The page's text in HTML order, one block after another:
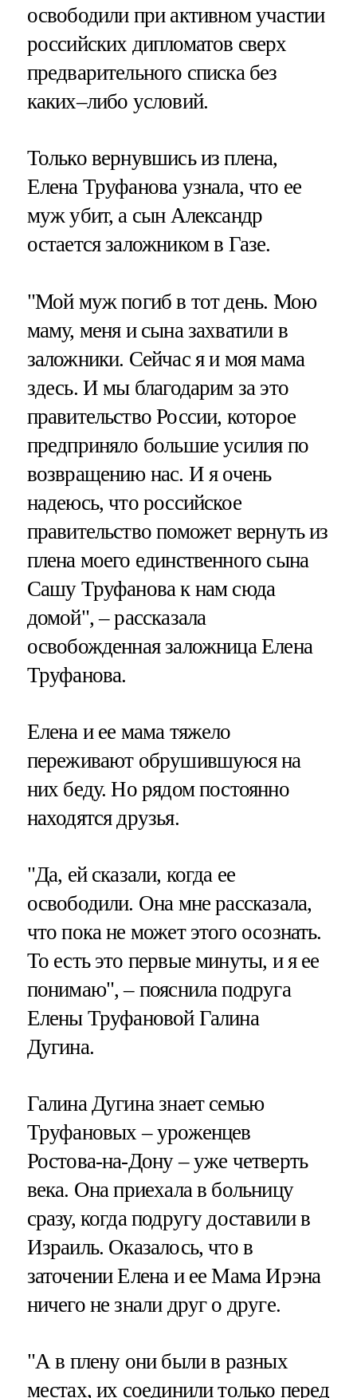
освободили при активном участии
российских дипломатов сверх
предварительного списка без
каких–либо условий.
Только вернувшись из плена,
Елена Труфанова узнала, что ее
муж убит, а сын Александр
остается заложником в Газе.
"Мой муж погиб в тот день. Мою
маму, меня и сына захватили в
заложники. Сейчас я и моя мама
здесь. И мы благодарим за это
правительство России, которое
предприняло большие усилия по
возвращению нас. И я очень
надеюсь, что российское
правительство поможет вернуть из
плена моего единственного сына
Сашу Труфанова к нам сюда
домой", – рассказала
освобожденная заложница Елена
Труфанова.
Елена и ее мама тяжело
переживают обрушившуюся на
них беду. Но рядом постоянно
находятся друзья.
"Да, ей сказали, когда ее
освободили. Она мне рассказала,
что пока не может этого осознать.
То есть это первые минуты, и я ее
понимаю", – пояснила подруга
Елены Труфановой Галина
Дугина.
Галина Дугина знает семью
Труфановых – уроженцев
Ростова-на-Дону – уже четверть
века. Она приехала в больницу
сразу, когда подругу доставили в
Израиль. Оказалось, что в
заточении Елена и ее Мама Ирэна
ничего не знали друг о друге.
"А в плену они были в разных
местах, их соединили только перед